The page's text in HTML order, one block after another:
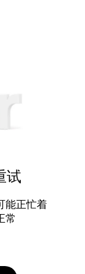
试
能正忙着
常